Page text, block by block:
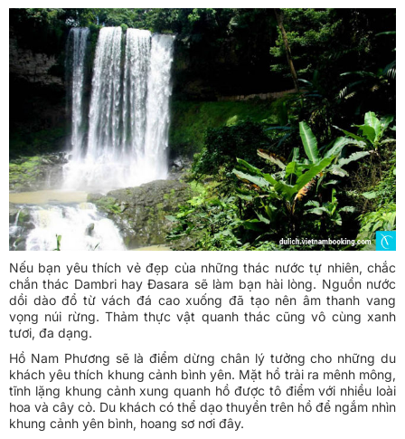
Nếu bạn yêu thích vẻ đẹp của những thác nước tự nhiên, chắc
chắn thác Dambri hay Đasara sẽ làm bạn hài lòng. Nguồn nước
dồi dào đổ từ vách đá cao xuống đã tạo nên âm thanh vang
vọng núi rừng. Thảm thực vật quanh thác cũng vô cùng xanh
tươi, đa dạng.
Hồ Nam Phương sẽ là điểm dừng chân lý tưởng cho những du
khách yêu thích khung cảnh bình yên. Mặt hồ trải ra mênh mông,
tĩnh lặng khung cảnh xung quanh hồ được tô điểm với nhiều loài
hoa và cây cỏ. Du khách có thể dạo thuyền trên hồ để ngắm nhìn
khung cảnh yên bình, hoang sơ nơi đây.